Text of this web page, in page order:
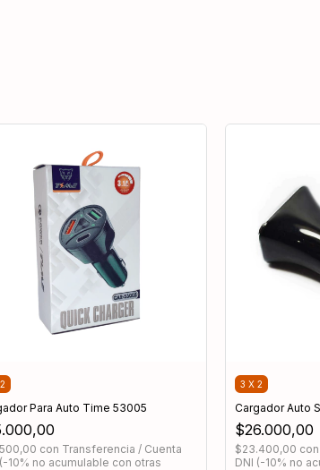
30wPara Auto Time 53005
con Transferencia / Cuenta
10% no acumulable con otras
3 X 2
Cargador Auto
$26.000,00
$23.400,00 con
DNI (-10% no